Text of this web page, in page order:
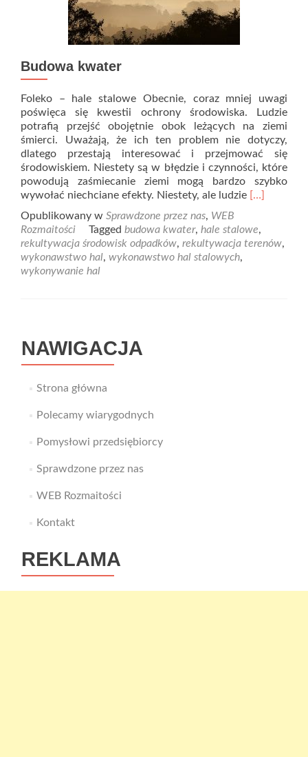
Budowa kwater
Foleko – hale stalowe Obecnie, coraz mniej uwagi
poświęca się kwestii ochrony środowiska. Ludzie
potrafią przejść obojętnie obok leżących na ziemi
śmierci. Uważają, że ich ten problem nie dotyczy,
dlatego przestają interesować i przejmować się
środowiskiem. Niestety są w błędzie i czynności, które
powodują zaśmiecanie ziemi mogą bardzo szybko
wywołać niechciane efekty. Niestety, ale ludzie Read
Budowa
kwater
[…]
Opublikowany w Sprawdzone przez nas, WEB
Rozmaitości
Tagged budowa kwater, hale stalowe,
rekultywacja środowisk odpadków, rekultywacja terenów,
wykonawstwo hal, wykonawstwo hal stalowych,
wykonywanie hal
NAWIGACJA
Strona główna
Polecamy wiarygodnych
Pomysłowi przedsiębiorcy
Sprawdzone przez nas
WEB Rozmaitości
Kontakt
REKLAMA